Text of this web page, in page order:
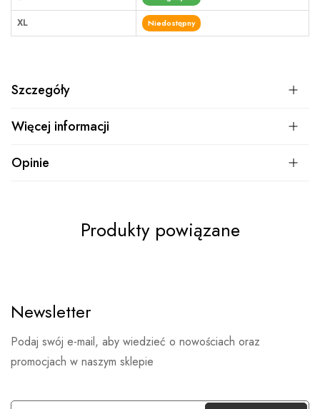
XL Niedostępny
Szczegóły
Więcej informacji
Opinie
Produkty powiązane
Newsletter
Podaj swój e-mail, aby wiedzieć o nowościach oraz
promocjach w naszym sklepie